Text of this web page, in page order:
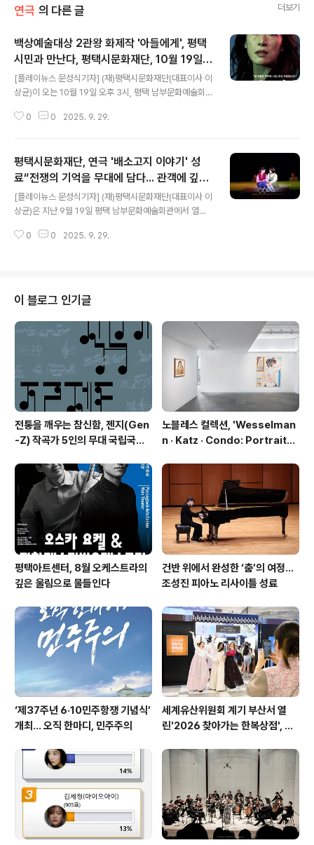
연극 의 다른 글 더보기
백상예술대상 2관왕 화제작 '아들에게', 평택
시민과 만난다, 평택시문화재단, 10월 19일
평택 남부문화예술회고한에서 공연 개최
[플레이뉴스 문성식기자] (재)평택시문화재단(대표이사 이
상균)이 오는 10월 19일 오후 3시, 평택 남부문화예술회관
시에 수상한 화제작, 연극 '아들에게(미옥 앨리스 현)'을 선
(앨리스 현, 1903~1953)의 삶을 무대 위에 생생히 재현
한다. 독립운동가 현순 목사의 장녀로 하와이에서 태어난
그녀는 중국과 일본에서 유학하며 지식을 쌓고, 1920년대
부터는 독립운동과 사회주의 운동에 적극 참여했다. 해방
이후에는 남한의 미군정과 북한 정권 모두에서 활동하며
이념과 신념, 생존 사이의 갈등을 겪은 복합적 인물이다. 연
0 0 2025. 9. 29.
평택시문화재단, 연극 '배소고지 이야기' 성
료“전쟁의 기억을 무대에 담다... 관객에 깊은
울림 전한 연극”
[플레이뉴스 문성식기자] (재)평택시문화재단(대표이사 이
상균)은 지난 9월 19일 평택 남부문화예술회관에서 열린
이번 공연은 (재)예술경영지원센터가 주최하는 ‘2025 공
이야기'는 전쟁이라는 무거운 주제를 섬세한 감정의 진폭
으로 풀어낸 작품으로, 관객들에게 깊은 울림과 예술의 치
유력을 전달했다는 평을 받았다. 평택시문화재단 관계자는
“이번 공연은 시민들에게 예술이 줄 수 있는 감동과 회복의
힘을 전해준 뜻깊은 무대였다”라며 “앞으로도 수준 높은
공연예술 유치를 통해 시민들과 함께..
0 0 2025. 9. 29.
이 블로그 인기글
전통을 깨우는 참신함, 젠지(Gen
-Z) 작곡가 5인의 무대 국립국악
트'
노블레스 컬렉션, 'Wesselman
n · Katz · Condo: Portraits i
평택아트센터, 8월 오케스트라의
깊은 울림으로 물들인다
건반 위에서 완성한 ‘춤’의 여정…
조성진 피아노 리사이틀 성료
‘제37주년 6·10민주항쟁 기념식’
개최… 오직 한마디, 민주주의
세계유산위원회 계기 부산서 열
린'2026 찾아가는 한복상점', 역